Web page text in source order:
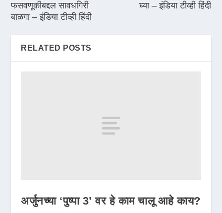
फसवणूकीबद्दल सावधगिरी
बाळगा – इंडिया टीव्ही हिंदी
घ्या – इंडिया टीव्ही हिंदी
RELATED POSTS
अर्जुनच्या ‘पुष्पा 3’ वर हे काम चालू आहे काय?